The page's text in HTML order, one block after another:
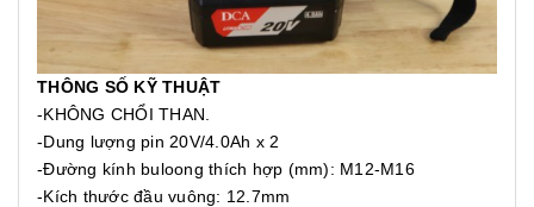
THÔNG SỐ KỸ THUẬT
-KHÔNG CHỔI THAN.
-Dung lượng pin 20V/4.0Ah x 2
-Đường kính buloong thích hợp (mm): M12-M16
-Kích thước đầu vuông: 12.7mm